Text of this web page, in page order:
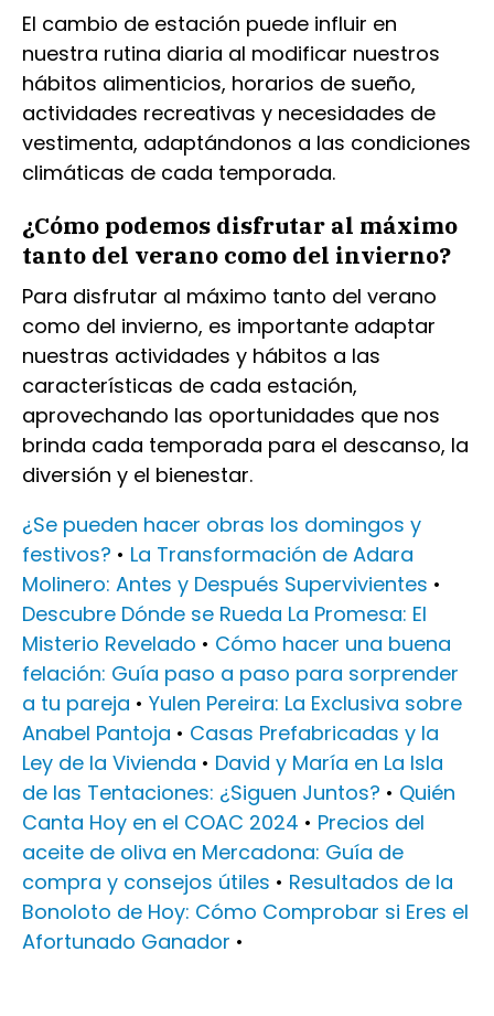
El cambio de estación puede influir en
nuestra rutina diaria al modificar nuestros
hábitos alimenticios, horarios de sueño,
actividades recreativas y necesidades de
vestimenta, adaptándonos a las condiciones
climáticas de cada temporada.
¿Cómo podemos disfrutar al máximo
tanto del verano como del invierno?
Para disfrutar al máximo tanto del verano
como del invierno, es importante adaptar
nuestras actividades y hábitos a las
características de cada estación,
aprovechando las oportunidades que nos
brinda cada temporada para el descanso, la
diversión y el bienestar.
¿Se pueden hacer obras los domingos y
festivos? • La Transformación de Adara
Molinero: Antes y Después Supervivientes •
Descubre Dónde se Rueda La Promesa: El
Misterio Revelado • Cómo hacer una buena
felación: Guía paso a paso para sorprender
a tu pareja • Yulen Pereira: La Exclusiva sobre
Anabel Pantoja • Casas Prefabricadas y la
Ley de la Vivienda • David y María en La Isla
de las Tentaciones: ¿Siguen Juntos? • Quién
Canta Hoy en el COAC 2024 • Precios del
aceite de oliva en Mercadona: Guía de
compra y consejos útiles • Resultados de la
Bonoloto de Hoy: Cómo Comprobar si Eres el
Afortunado Ganador •